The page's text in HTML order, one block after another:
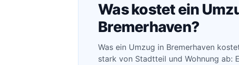
Was kostet ein
Bremerhaven?
Was ein Umzug in Bremerhaven
stark von Stadtteil und Wohnung ab: